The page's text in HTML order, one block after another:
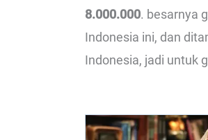
8.000.000. besarnya
Indonesia ini, dan
Indonesia, jadi untuk